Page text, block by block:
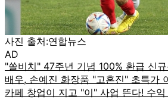
사진 출처:연합뉴스
AD